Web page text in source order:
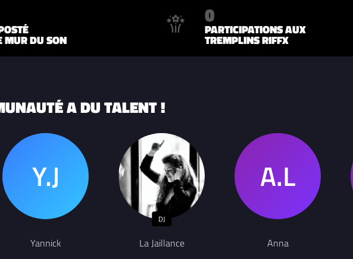
MUR DU SON
0
PARTICIPATIONS AUX
TREMPLINS RIFFX
A DU TALENT !
Yannick
DJ
La Jaillance Anna